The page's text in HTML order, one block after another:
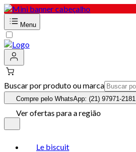
Menu
Buscar por produto ou marca
Compre pelo WhatsApp: (21) 97971-2181
Ver ofertas para a região
Le biscuit